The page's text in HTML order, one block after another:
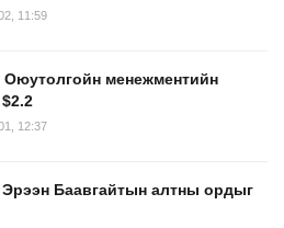
11:59
Оюутолгойн менежментийн
12:37
Эрээн Баавгайтын алтны ордыг